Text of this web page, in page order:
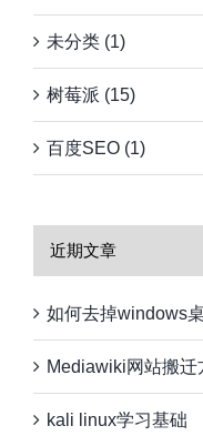
未分类 (1)
树莓派 (15)
百度SEO (1)
近期文章
如何去掉windows
Mediawiki网站搬迁
kali linux学习基础